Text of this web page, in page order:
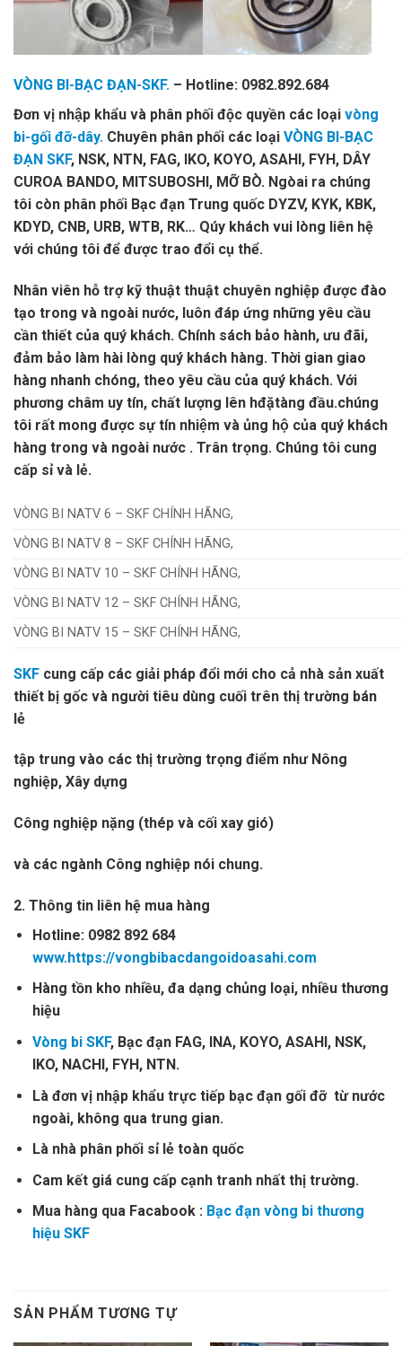
VÒNG BI-BẠC ĐẠN-SKF. – Hotline: 0982.892.684
Đơn vị nhập khẩu và phân phối độc quyền các loại vòng
bi-gối đỡ-dây. Chuyên phân phối các loại VÒNG BI-BẠC
ĐẠN SKF, NSK, NTN, FAG, IKO, KOYO, ASAHI, FYH, DÂY
CUROA BANDO, MITSUBOSHI, MỠ BÒ. Ngòai ra chúng
tôi còn phân phối Bạc đạn Trung quốc DYZV, KYK, KBK,
KDYD, CNB, URB, WTB, RK… Qúy khách vui lòng liên hệ
với chúng tôi để được trao đổi cụ thể.
Nhân viên hỗ trợ kỹ thuật thuật chuyên nghiệp được đào
tạo trong và ngoài nước, luôn đáp ứng những yêu cầu
cần thiết của quý khách. Chính sách bảo hành, ưu đãi,
đảm bảo làm hài lòng quý khách hàng. Thời gian giao
hàng nhanh chóng, theo yêu cầu của quý khách. Với
phương châm uy tín, chất lượng lên hđặtàng đầu.chúng
tôi rất mong được sự tín nhiệm và ủng hộ của quý khách
hàng trong và ngoài nước . Trân trọng. Chúng tôi cung
cấp sỉ và lẻ.
VÒNG BI NATV 6 – SKF CHÍNH HÃNG,
VÒNG BI NATV 8 – SKF CHÍNH HÃNG,
VÒNG BI NATV 10 – SKF CHÍNH HÃNG,
VÒNG BI NATV 12 – SKF CHÍNH HÃNG,
VÒNG BI NATV 15 – SKF CHÍNH HÃNG,
SKF cung cấp các giải pháp đổi mới cho cả nhà sản xuất
thiết bị gốc và người tiêu dùng cuối trên thị trường bán
lẻ
tập trung vào các thị trường trọng điểm như Nông
nghiệp, Xây dựng
Công nghiệp nặng (thép và cối xay gió)
và các ngành Công nghiệp nói chung.
2. Thông tin liên hệ mua hàng
Hotline: 0982 892 684
www.https://vongbibacdangoidoasahi.com
Hàng tồn kho nhiều, đa dạng chủng loại, nhiều thương
hiệu
Vòng bi SKF, Bạc đạn FAG, INA, KOYO, ASAHI, NSK,
IKO, NACHI, FYH, NTN.
Là đơn vị nhập khẩu trực tiếp bạc đạn gối đỡ từ nước
ngoài, không qua trung gian.
Là nhà phân phối sỉ lẻ toàn quốc
Cam kết giá cung cấp cạnh tranh nhất thị trường.
Mua hàng qua Facabook : Bạc đạn vòng bi thương
hiệu SKF
SẢN PHẨM TƯƠNG TỰ